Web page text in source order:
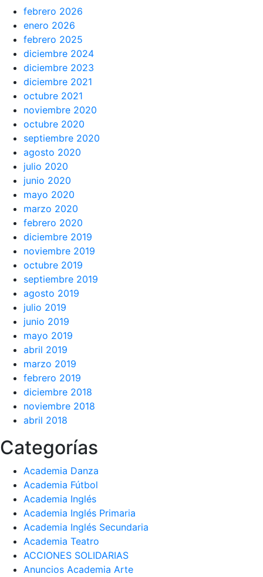
febrero 2026
enero 2026
febrero 2025
diciembre 2024
diciembre 2023
diciembre 2021
octubre 2021
noviembre 2020
octubre 2020
septiembre 2020
agosto 2020
julio 2020
junio 2020
mayo 2020
marzo 2020
febrero 2020
diciembre 2019
noviembre 2019
octubre 2019
septiembre 2019
agosto 2019
julio 2019
junio 2019
mayo 2019
abril 2019
marzo 2019
febrero 2019
diciembre 2018
noviembre 2018
abril 2018
Categorías
Academia Danza
Academia Fútbol
Academia Inglés
Academia Inglés Primaria
Academia Inglés Secundaria
Academia Teatro
ACCIONES SOLIDARIAS
Anuncios Academia Arte